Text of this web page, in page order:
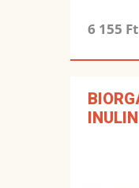
6 155 Ft